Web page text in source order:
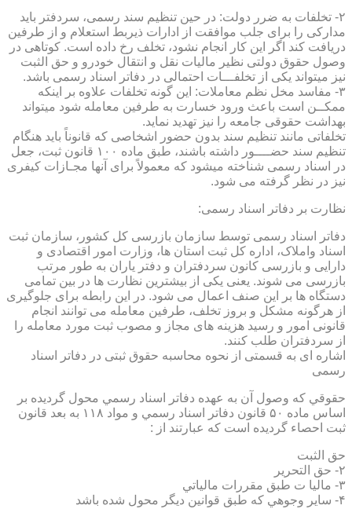
۲- تخلفات به ضرر دولت: در حین تنظیم سند رسمی، سردفتر باید
مدارکی را برای جلب موافقت از ادارات ذیربط استعلام و از طرفین
دریافت کند اگر این کار انجام نشود، تخلف رخ داده است. کوتاهی در
وصول حقوق دولتی نظیر مالیات نقل و انتقال خودرو و حق الثبت
نیز میتواند یکی از تخلفـــات احتمالی در دفاتر اسناد رسمی باشد.
۳- مفاسد مخل نظم معاملات: این گونه تخلفات علاوه بر اینکه
ممکــن است باعث ورود خسارت به طرفین معامله شود میتواند
بهداشت حقوقی جامعه را نیز تهدید نماید.
تخلفاتی مانند تنظیم سند بدون حضور اشخاصی که قانوناً باید هنگام
تنظیم سند حضــــور داشته باشند، طبق ماده ۱۰۰ قانون ثبت، جعل
در اسناد رسمی شناخته میشود که معمولاً برای آنها مجـازات کیفری
نیز در نظر گرفته می شود.
نظارت بر دفاتر اسناد رسمی:
دفاتر اسناد رسمی توسط سازمان بازرسی کل کشور، سازمان ثبت
اسناد واملاک، اداره کل ثبت استان ها، وزارت امور اقتصادی و
دارایی و بازرسی کانون سردفتران و دفتر یاران به طور مرتب
بازرسی می شوند. یعنی یکی از بیشترین نظارت ها در بین تمامی
دستگاه ها بر این صنف اعمال می شود. در این رابطه برای جلوگیری
از هرگونه مشکل و بروز تخلف، طرفین معامله می توانند انجام
قانونی امور و رسید هزینه های مجاز و مصوب ثبت مورد معامله را
از سردفتران طلب کنند.
اشاره ای به قسمتی از نحوه محاسبه حقوق ثبتی در دفاتر اسناد
رسمی
حقوقي كه وصول آن به عهده دفاتر اسناد رسمي محول گرديده بر
اساس ماده ۵۰ قانون دفاتر اسناد رسمي و مواد ۱۱۸ به بعد قانون
ثبت احصاء گرديده است كه عبارتند از :
حق الثبت
۲- حق التحرير
۳- ماليا ت طبق مقررات مالياتي
۴- ساير وجوهي كه طبق قوانين ديگر محول شده باشد